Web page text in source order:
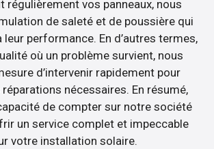
régulièrement vos panneaux, nous
de saleté et de poussière qui
leur performance. En d’autres termes,
où un problème survient, nous
d’intervenir rapidement pour
nécessaires. En résumé,
de compter sur notre société
un service complet et impeccable
votre installation solaire.